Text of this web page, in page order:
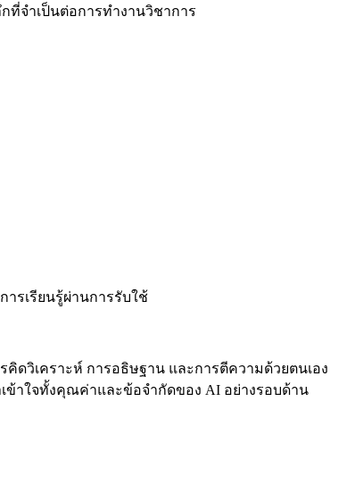
ที่จำเป็นต่อการทำงานวิชาการ
รเรียนรู้ผ่านการรับใช้
ดวิเคราะห์ การอธิษฐาน และการตีความด้วยตนเอง
าใจทั้งคุณค่าและข้อจำกัดของ AI อย่างรอบด้าน